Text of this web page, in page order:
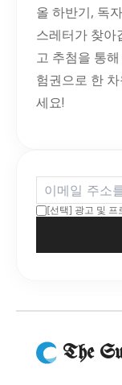
올 하반기, 독
스레터가 찾아
고 추첨을 통
험권으로 한
세요!
[선택] 광고 및 프
The